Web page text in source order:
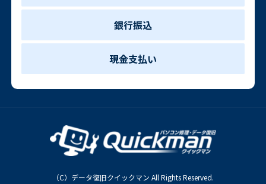
銀行振込
現金支払い
（C）データ復旧クイックマン All Rights Reserved.